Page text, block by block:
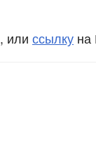
, или ссылку на